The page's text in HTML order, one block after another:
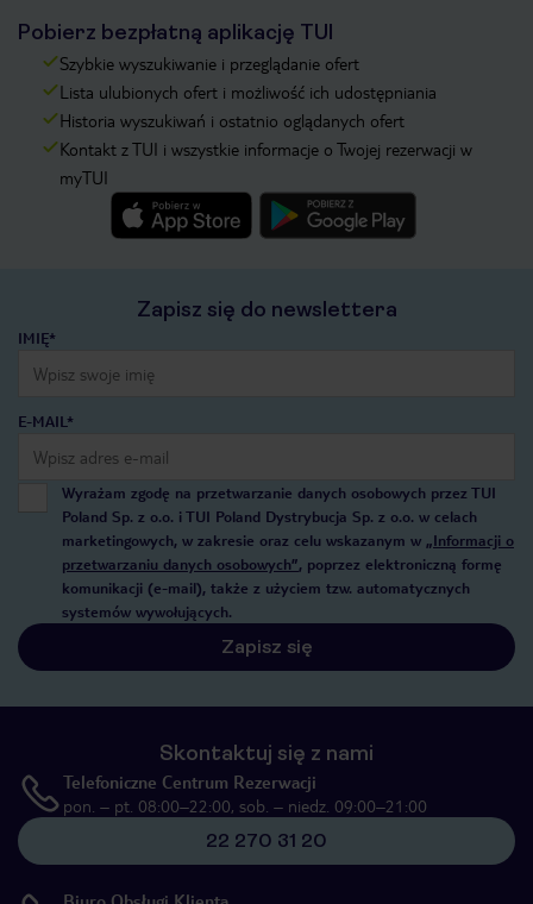
Pobierz bezpłatną aplikację TUI
Szybkie wyszukiwanie i przeglądanie ofert
Lista ulubionych ofert i możliwość ich udostępniania
Historia wyszukiwań i ostatnio oglądanych ofert
Kontakt z TUI i wszystkie informacje o Twojej rezerwacji w
myTUI
Zapisz się do newslettera
IMIĘ*
E-MAIL*
Wyrażam zgodę na przetwarzanie danych osobowych przez TUI
Poland Sp. z o.o. i TUI Poland Dystrybucja Sp. z o.o. w celach
marketingowych, w zakresie oraz celu wskazanym w „Informacji o
przetwarzaniu danych osobowych”, poprzez elektroniczną formę
komunikacji (e-mail), także z użyciem tzw. automatycznych
systemów wywołujących.
Zapisz się
Skontaktuj się z nami
Telefoniczne Centrum Rezerwacji
pon. – pt. 08:00–22:00, sob. – niedz. 09:00–21:00
22 270 31 20